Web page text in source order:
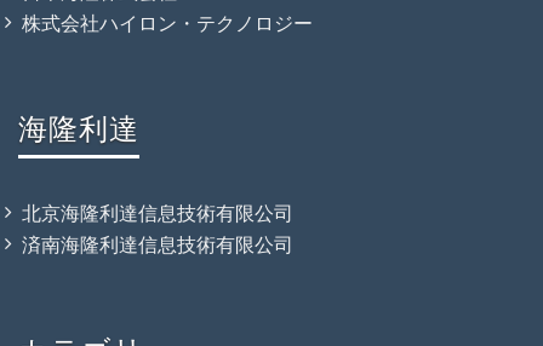
株式会社ハイロン・テクノロジー
海隆利達
北京海隆利達信息技術有限公司
済南海隆利達信息技術有限公司